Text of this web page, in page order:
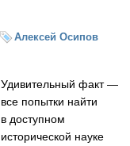
Алексей Осипов
Удивительный факт —
все попытки найти
в доступном
исторической науке